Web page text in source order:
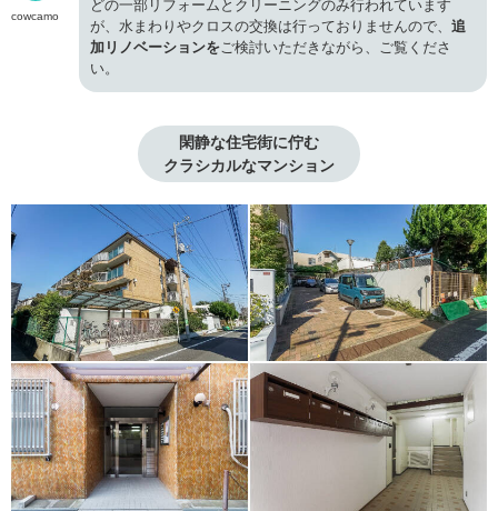
cowcamo
どの一部リフォームとクリーニングのみ行われています
が、水まわりやクロスの交換は行っておりませんので、 追
加リノベーションをご検討いただきながら、ご覧くださ
い。
閑静な住宅街に佇む
クラシカルなマンション